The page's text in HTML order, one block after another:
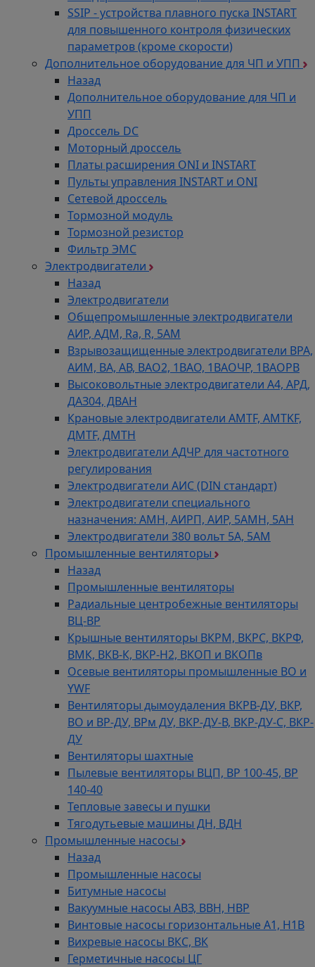
SSIP - устройства плавного пуска INSTART
для повышенного контроля физических
параметров (кроме скорости)
Дополнительное оборудование для ЧП и УПП
Назад
Дополнительное оборудование для ЧП и
УПП
Дроссель DC
Моторный дроссель
Платы расширения ONI и INSTART
Пульты управления INSTART и ONI
Сетевой дроссель
Тормозной модуль
Тормозной резистор
Фильтр ЭМС
Электродвигатели
Назад
Электродвигатели
Общепромышленные электродвигатели
АИР, АДМ, Ra, R, 5AM
Взрывозащищенные электродвигатели ВРА,
АИМ, ВА, АВ, ВАO2, 1ВАО, 1ВАОЧР, 1ВАОРВ
Высоковольтные электродвигатели A4, АРД,
ДАЗ04, ДВАН
Крановые электродвигатели AMTF, AMTKF,
ДMTF, ДМТН
Электродвигатели АДЧР для частотного
регулирования
Электродвигатели АИС (DIN стандарт)
Электродвигатели специального
назначения: АМН, АИРП, АИР, 5АМН, 5АН
Электродвигатели 380 вольт 5А, 5АМ
Промышленные вентиляторы
Назад
Промышленные вентиляторы
Радиальные центробежные вентиляторы
ВЦ-ВР
Крышные вентиляторы ВКРМ, ВКРС, ВКРФ,
ВМК, ВКВ-К, ВКР-Н2, ВКОП и ВКОПв
Осевые вентиляторы промышленные ВО и
YWF
Вентиляторы дымоудаления ВКРВ-ДУ, ВКР,
ВО и ВР-ДУ, ВРм ДУ, ВКР-ДУ-В, ВКР-ДУ-С, ВКР-
ДУ
Вентиляторы шахтные
Пылевые вентиляторы ВЦП, ВР 100-45, ВР
140-40
Тепловые завесы и пушки
Тягодутьевые машины ДН, ВДН
Промышленные насосы
Назад
Промышленные насосы
Битумные насосы
Вакуумные насосы АВЗ, ВВН, НВР
Винтовые насосы горизонтальные А1, Н1В
Вихревые насосы ВКС, ВК
Герметичные насосы ЦГ